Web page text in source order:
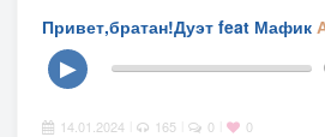
Привет,братан!Дуэт feat Мафик
▶
14.01.2024 165 0 0